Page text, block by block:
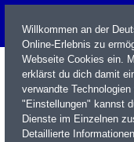
Willkommen an der
Online-Erlebnis zu
Webseite Cookies ein.
erklärst du dich damit
verwandte
"Einstellungen" kannst
Dienste im Einzelnen
Detaillierte